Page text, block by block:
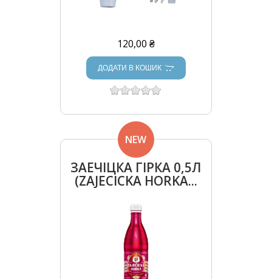
120,00 ₴
ДОДАТИ В КОШИК
ЗАЕЧІЦКА ГІРКА 0,5Л
(ZAJECICKA HORKA...
NEW